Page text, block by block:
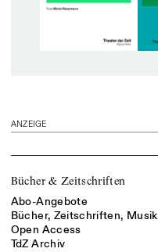
ANZEIGE
Bücher & Zeitschriften
Abo-Angebote
Bücher, Zeitschriften, Musik
Open Access
TdZ Archiv